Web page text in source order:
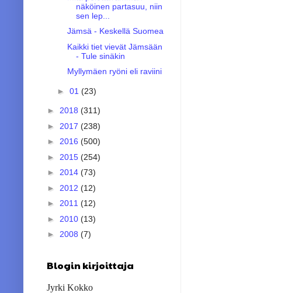
näköinen partasuu, niin
sen lep...
Jämsä - Keskellä Suomea
Kaikki tiet vievät Jämsään
- Tule sinäkin
Myllymäen ryöni eli raviini
► 01 (23)
► 2018 (311)
► 2017 (238)
► 2016 (500)
► 2015 (254)
► 2014 (73)
► 2012 (12)
► 2011 (12)
► 2010 (13)
► 2008 (7)
Blogin kirjoittaja
Jyrki Kokko